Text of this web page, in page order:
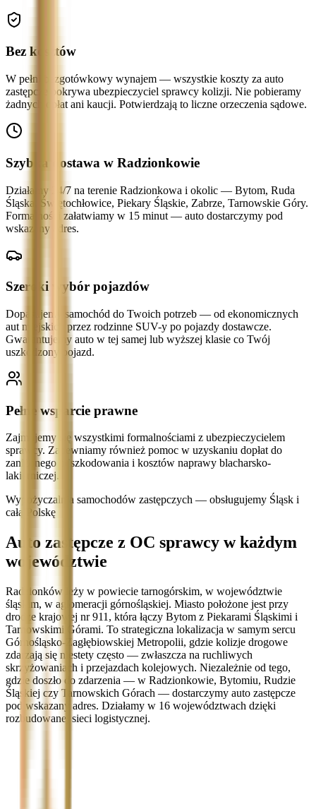
Bez kosztów
W pełni bezgotówkowy wynajem — wszystkie koszty za auto
zastępcze pokrywa ubezpieczyciel sprawcy kolizji. Nie pobieramy
żadnych opłat ani kaucji. Potwierdzają to liczne orzeczenia sądowe.
Szybka dostawa w Radzionkowie
Działamy 24/7 na terenie Radzionkowa i okolic — Bytom, Ruda
Śląska, Świętochłowice, Piekary Śląskie, Zabrze, Tarnowskie Góry.
Formalności załatwiamy w 15 minut — auto dostarczymy pod
wskazany adres.
Szeroki wybór pojazdów
Dopasujemy samochód do Twoich potrzeb — od ekonomicznych
aut miejskich przez rodzinne SUV-y po pojazdy dostawcze.
Gwarantujemy auto w tej samej lub wyższej klasie co Twój
uszkodzony pojazd.
Pełne wsparcie prawne
Zajmujemy się wszystkimi formalnościami z ubezpieczycielem
sprawcy. Zapewniamy również pomoc w uzyskaniu dopłat do
zaniżonego odszkodowania i kosztów naprawy blacharsko-
lakierniczej.
Wypożyczalnia samochodów zastępczych — obsługujemy Śląsk i
całą Polskę
Auto zastępcze z OC sprawcy w każdym
województwie
Radzionków leży w powiecie tarnogórskim, w województwie
śląskim, w aglomeracji górnośląskiej. Miasto położone jest przy
drodze krajowej nr 911, która łączy Bytom z Piekarami Śląskimi i
Tarnowskimi Górami. To strategiczna lokalizacja w samym sercu
Górnośląsko-Zagłębiowskiej Metropolii, gdzie kolizje drogowe
zdarzają się niestety często — zwłaszcza na ruchliwych
skrzyżowaniach i przejazdach kolejowych. Niezależnie od tego,
gdzie doszło do zdarzenia — w Radzionkowie, Bytomiu, Rudzie
Śląskiej czy Tarnowskich Górach — dostarczymy auto zastępcze
pod wskazany adres. Działamy w 16 województwach dzięki
rozbudowanej sieci logistycznej.